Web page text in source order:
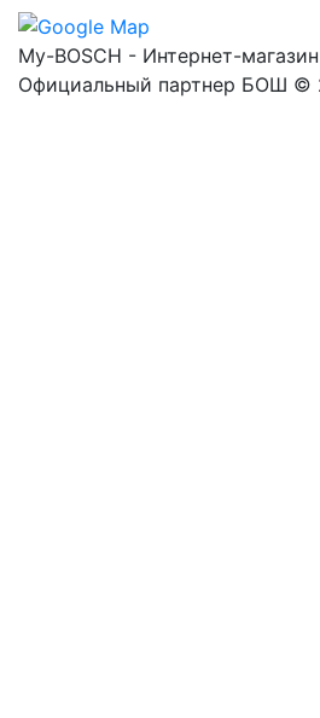
My-BOSCH - Интернет-
Официальный партнер БОШ ©